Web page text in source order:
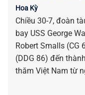
Hoa Kỳ
Chiều 30-7, đoàn
bay USS George
Robert Smalls (CG
(DDG 86) đến
thăm Việt Nam từ